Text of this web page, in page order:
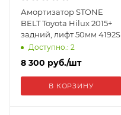
Амортизатор STONE
BELT Toyota Hilux 2015+
задний, лифт 50мм 4192S
Доступно.: 2
8 300 руб./шт
В КОРЗИНУ